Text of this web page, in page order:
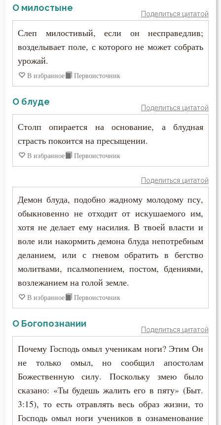
Целомудрие
Честь
Язык
О милостыне
Поделиться цитатой
Слеп милостивый, если он несправедлив;
возделывает поле, с которого не может собрать
урожай.
В избранное Первоисточник
О блуде
Поделиться цитатой
Столп опирается на основание, а блудная
страсть покоится на пресыщении.
В избранное Первоисточник
Поделиться цитатой
Демон блуда, подобно жадному молодому псу,
обыкновенно не отходит от искушаемого им,
хотя не делает ему насилия. В твоей власти и
воле или накормить демона блуда непотребным
деланием, или с гневом обратить в бегство
молитвами, псалмопением, постом, бдениями,
возлежанием на голой земле.
В избранное Первоисточник
О Богопознании
Поделиться цитатой
Почему Господь омыл ученикам ноги? Этим Он
не только омыл, но сообщил апостолам
Божественную силу. Поскольку змею было
сказано: «Ты будешь жалить его в пяту» (Быт.
3:15), то есть отравлять весь образ жизни, то
Господь омыл ноги учеников в ознаменование